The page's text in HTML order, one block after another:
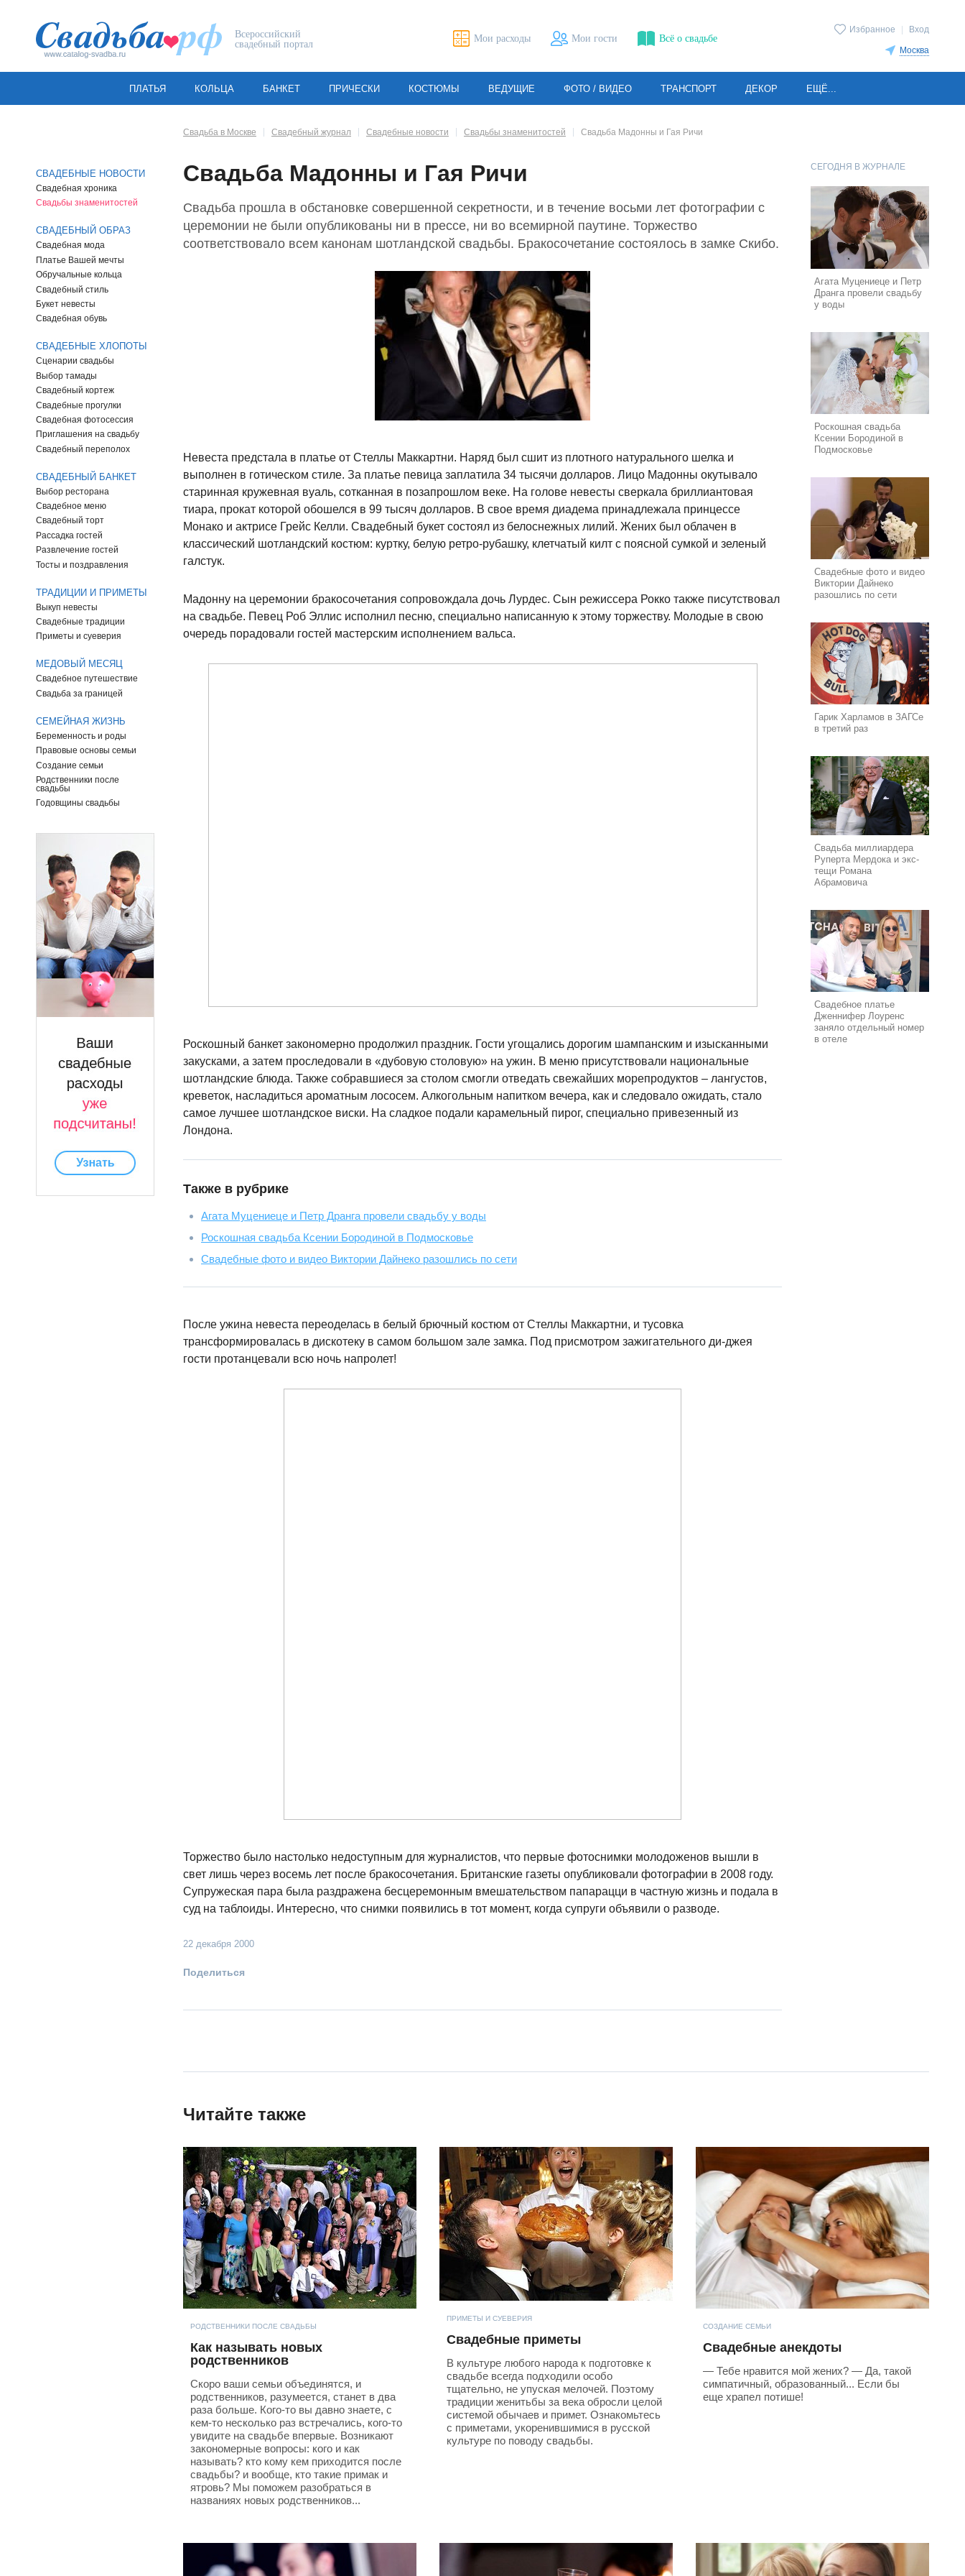
Всероссийский
свадебный портал
Избранное Вход
Москва
Мои расходы Мои гости Всё о свадьбе
ПЛАТЬЯ КОЛЬЦА БАНКЕТ ПРИЧЕСКИ КОСТЮМЫ ВЕДУЩИЕ ФОТО / ВИДЕО ТРАНСПОРТ ДЕКОР ЕЩЁ...
СВАДЕБНЫЕ НОВОСТИ
Свадебная хроника
Свадьбы знаменитостей
СВАДЕБНЫЙ ОБРАЗ
Свадебная мода
Платье Вашей мечты
Обручальные кольца
Свадебный стиль
Букет невесты
Свадебная обувь
СВАДЕБНЫЕ ХЛОПОТЫ
Сценарии свадьбы
Выбор тамады
Свадебный кортеж
Свадебные прогулки
Свадебная фотосессия
Приглашения на свадьбу
Свадебный переполох
СВАДЕБНЫЙ БАНКЕТ
Выбор ресторана
Свадебное меню
Свадебный торт
Рассадка гостей
Развлечение гостей
Тосты и поздравления
ТРАДИЦИИ И ПРИМЕТЫ
Выкуп невесты
Свадебные традиции
Приметы и суеверия
МЕДОВЫЙ МЕСЯЦ
Свадебное путешествие
Свадьба за границей
СЕМЕЙНАЯ ЖИЗНЬ
Беременность и роды
Правовые основы семьи
Создание семьи
Родственники после
свадьбы
Годовщины свадьбы
Свадьба в Москве Свадебный журнал Свадебные новости Свадьбы знаменитостей Свадьба Мадонны и Гая Ричи
Свадьба Мадонны и Гая Ричи
Свадьба прошла в обстановке совершенной секретности, и в течение восьми лет фотографии с
церемонии не были опубликованы ни в прессе, ни во всемирной паутине. Торжество
соответствовало всем канонам шотландской свадьбы. Бракосочетание состоялось в замке Скибо.
Невеста предстала в платье от Стеллы Маккартни. Наряд был сшит из плотного натурального шелка и
выполнен в готическом стиле. За платье певица заплатила 34 тысячи долларов. Лицо Мадонны окутывало
старинная кружевная вуаль, сотканная в позапрошлом веке. На голове невесты сверкала бриллиантовая
тиара, прокат которой обошелся в 99 тысяч долларов. В свое время диадема принадлежала принцессе
Монако и актрисе Грейс Келли. Свадебный букет состоял из белоснежных лилий. Жених был облачен в
классический шотландский костюм: куртку, белую ретро-рубашку, клетчатый килт с поясной сумкой и зеленый
галстук.
Мадонну на церемонии бракосочетания сопровождала дочь Лурдес. Сын режиссера Рокко также писутствовал
на свадьбе. Певец Роб Эллис исполнил песню, специально написанную к этому торжеству. Молодые в свою
очередь порадовали гостей мастерским исполнением вальса.
Роскошный банкет закономерно продолжил праздник. Гости угощались дорогим шампанским и изысканными
закусками, а затем проследовали в «дубовую столовую» на ужин. В меню присутствовали национальные
шотландские блюда. Также собравшиеся за столом смогли отведать свежайших морепродуктов – лангустов,
креветок, насладиться ароматным лососем. Алкогольным напитком вечера, как и следовало ожидать, стало
самое лучшее шотландское виски. На сладкое подали карамельный пирог, специально привезенный из
Лондона.
Также в рубрике
Агата Муцениеце и Петр Дранга провели свадьбу у воды
Роскошная свадьба Ксении Бородиной в Подмосковье
Свадебные фото и видео Виктории Дайнеко разошлись по сети
После ужина невеста переоделась в белый брючный костюм от Стеллы Маккартни, и тусовка
трансформировалась в дискотеку в самом большом зале замка. Под присмотром зажигательного ди-джея
гости протанцевали всю ночь напролет!
Торжество было настолько недоступным для журналистов, что первые фотоснимки молодоженов вышли в
свет лишь через восемь лет после бракосочетания. Британские газеты опубликовали фотографии в 2008 году.
Супружеская пара была раздражена бесцеремонным вмешательством папарацци в частную жизнь и подала в
суд на таблоиды. Интересно, что снимки появились в тот момент, когда супруги объявили о разводе.
22 декабря 2000
Поделиться
СЕГОДНЯ В ЖУРНАЛЕ
Агата Муцениеце и Петр
Дранга провели свадьбу
у воды
Роскошная свадьба
Ксении Бородиной в
Подмосковье
Свадебные фото и видео
Виктории Дайнеко
разошлись по сети
Гарик Харламов в ЗАГСе
в третий раз
Свадьба миллиардера
Руперта Мердока и экс-
тещи Романа
Абрамовича
Свадебное платье
Дженнифер Лоуренс
заняло отдельный номер
в отеле
Читайте также
РОДСТВЕННИКИ ПОСЛЕ СВАДЬБЫ
Как называть новых
родственников
Скоро ваши семьи объединятся, и
родственников, разумеется, станет в два
раза больше. Кого-то вы давно знаете, с
кем-то несколько раз встречались, кого-то
увидите на свадьбе впервые. Возникают
закономерные вопросы: кого и как
называть? кто кому кем приходится после
свадьбы? и вообще, кто такие примак и
ятровь? Мы поможем разобраться в
названиях новых родственников...
ПРИМЕТЫ И СУЕВЕРИЯ
Свадебные приметы
В культуре любого народа к подготовке к
свадьбе всегда подходили особо
тщательно, не упуская мелочей. Поэтому
традиции женитьбы за века обросли целой
системой обычаев и примет. Ознакомьтесь
с приметами, укоренившимися в русской
культуре по поводу свадьбы.
СОЗДАНИЕ СЕМЬИ
Свадебные анекдоты
— Тебе нравится мой жених? — Да, такой
симпатичный, образованный... Если бы
еще храпел потише!